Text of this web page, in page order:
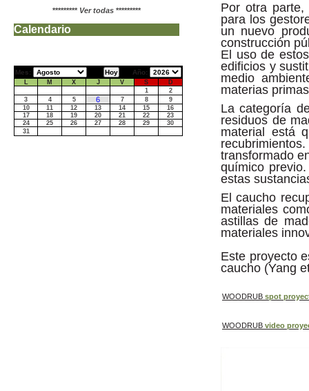
Por otra
para los
un nuevo
construcción
El uso de
edificios y
medio
materias
La categoría
residuos de
material está
transformado
químico
estas
El caucho
materiales
astillas de
materiales
Este proyecto
caucho (Yang
WOODRUB spot
WOODRUB video
********* Ver todas *********
Calendario
Mes: Año:
L M X J V S
D
1
2
3
4 5 6 7 8
9
10
11 12 13 14 15
16
17
18 19 20 21 22
23
24
25 26 27 28 29
30
31